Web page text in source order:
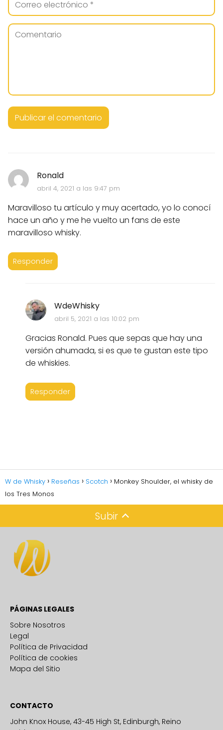
Ronald
abril 4, 2021 a las 9:47 pm
Maravilloso tu artículo y muy acertado, yo lo conocí
hace un año y me he vuelto un fans de este
maravilloso whisky.
Responder
WdeWhisky
abril 5, 2021 a las 10:02 pm
Gracias Ronald. Pues que sepas que hay una
versión ahumada, si es que te gustan este tipo
de whiskies.
Responder
W de Whisky Reseñas Scotch
Monkey Shoulder, el whisky de
los Tres Monos
Subir
PÁGINAS LEGALES
Sobre Nosotros
Legal
Política de Privacidad
Política de cookies
Mapa del Sitio
CONTACTO
John Knox House, 43-45 High St, Edinburgh, Reino